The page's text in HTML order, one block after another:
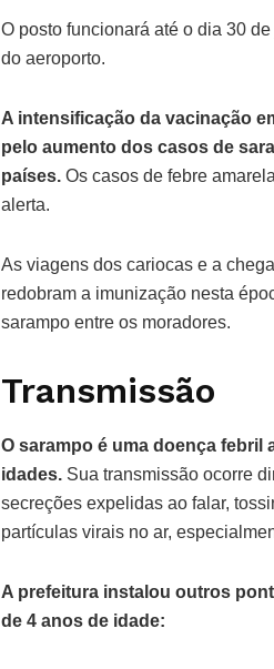
O posto funcionará até o dia 30
do aeroporto.
A intensificação da vacinação
pelo aumento dos casos de
países. Os casos de febre
alerta.
As viagens dos cariocas e a
redobram a imunização nesta
sarampo entre os moradores.
Transmissão
O sarampo é uma doença febril
idades. Sua transmissão ocorre
secreções expelidas ao falar,
partículas virais no ar,
A prefeitura instalou outros
de 4 anos de idade: